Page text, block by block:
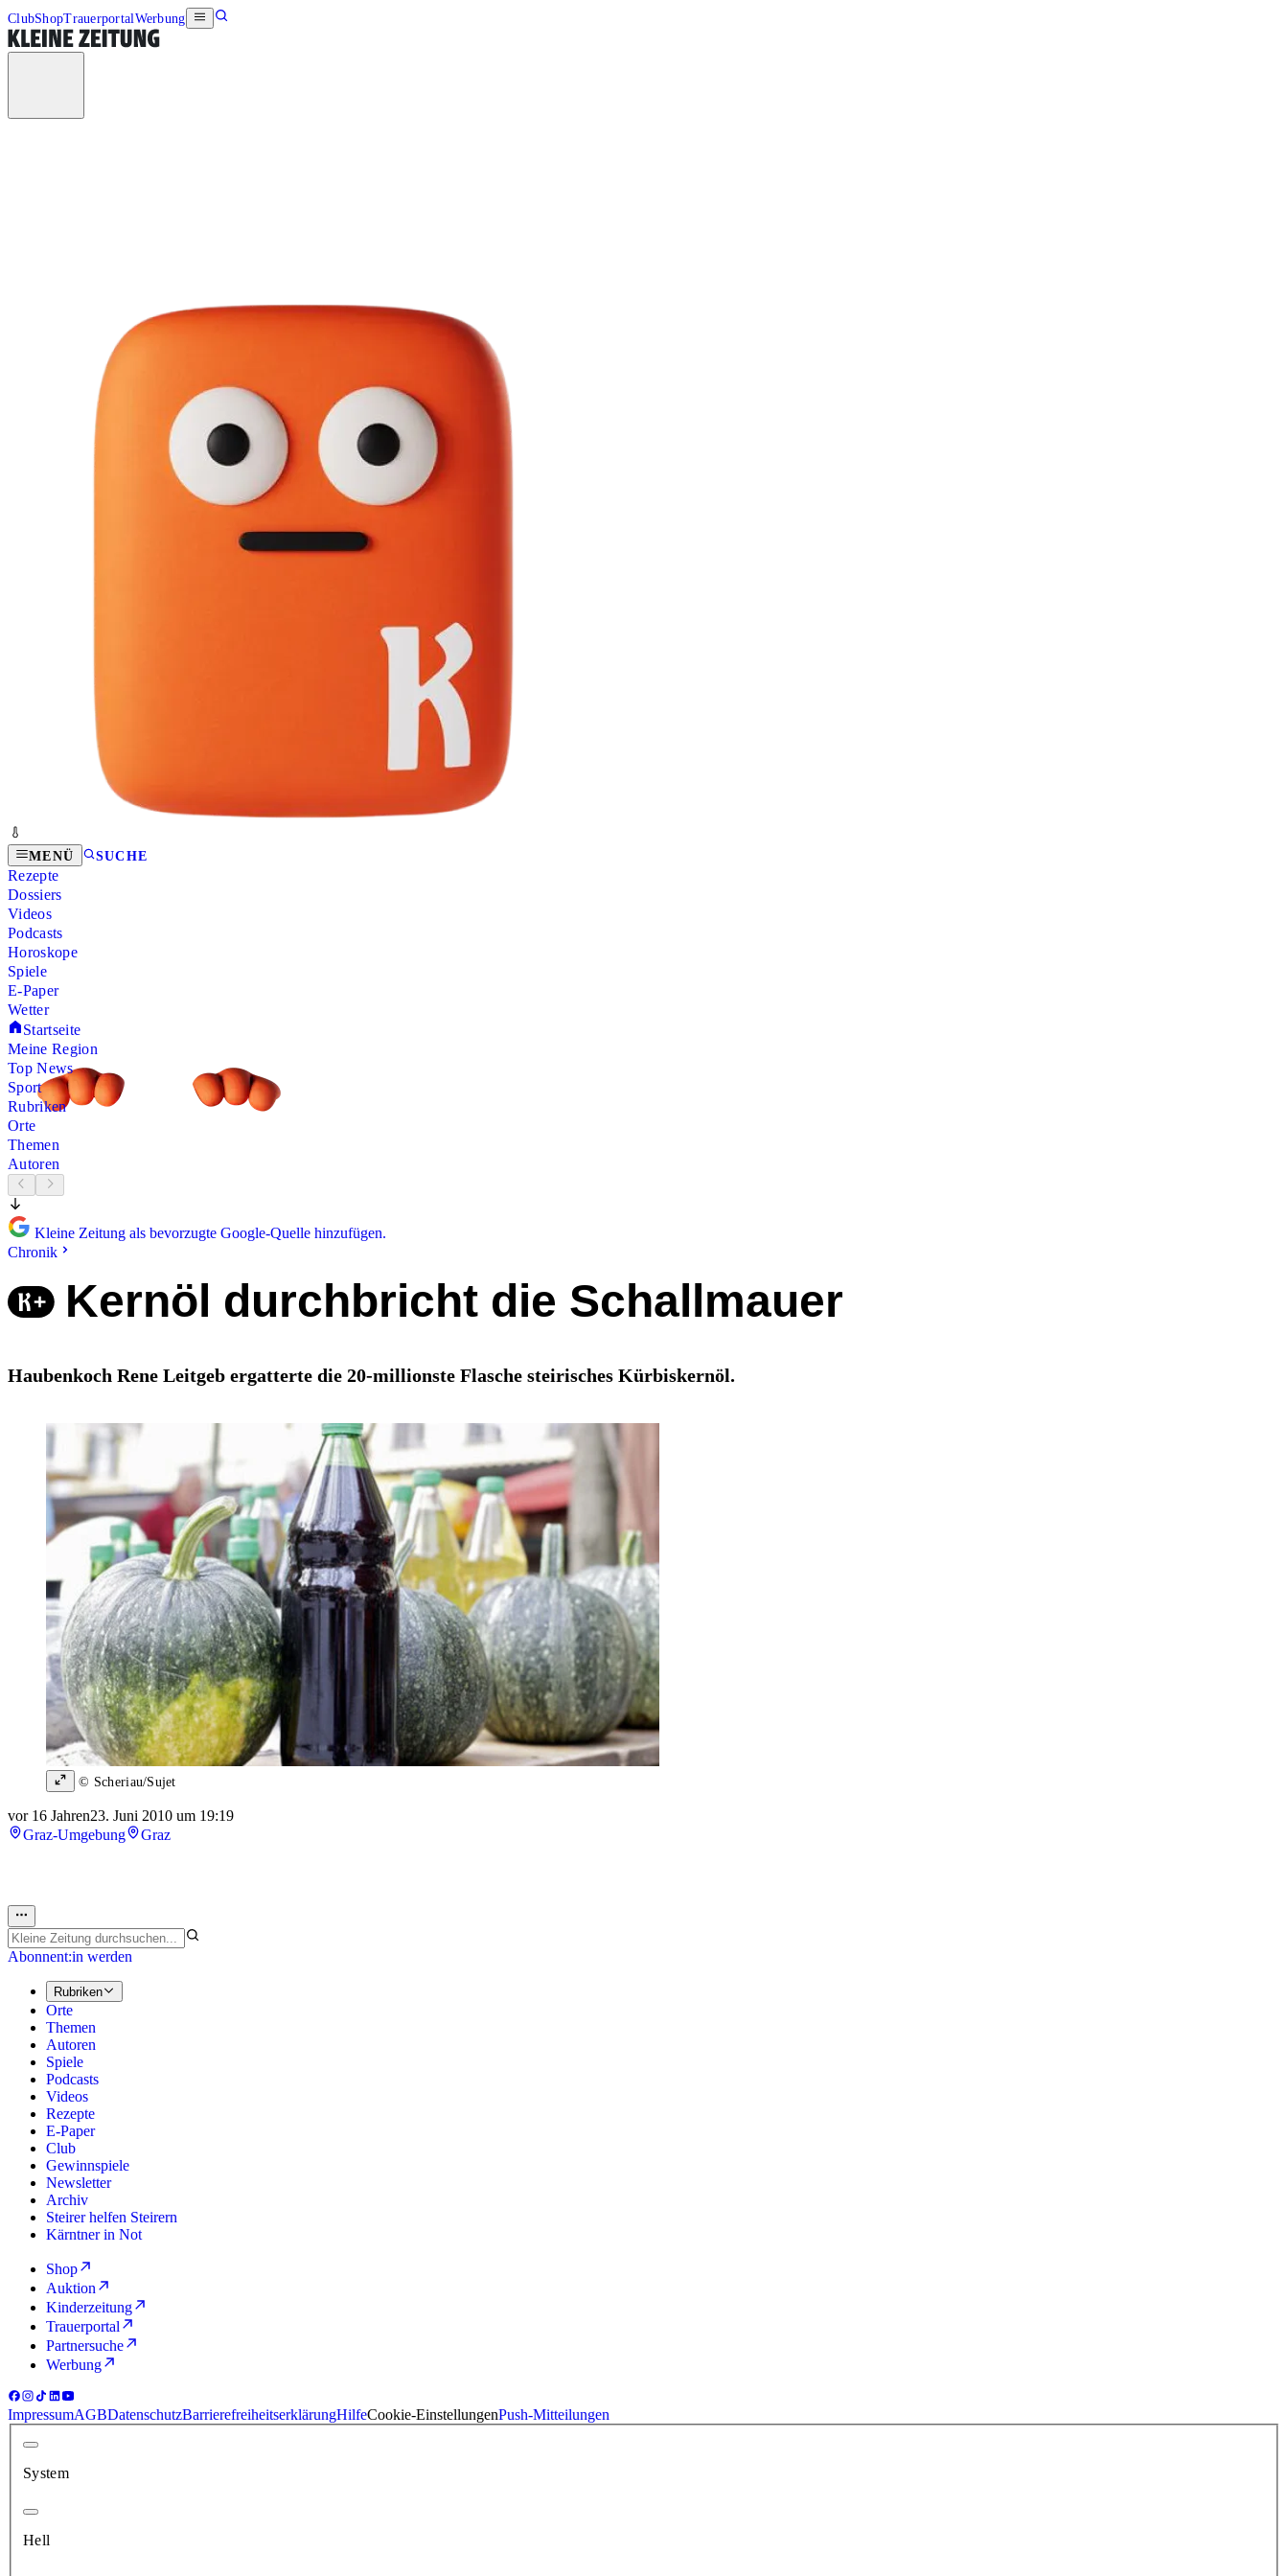
ClubShopTrauerportalWerbung
MENÜ SUCHE
Rezepte
Dossiers
Videos
Podcasts
Horoskope
Spiele
E-Paper
Wetter
Startseite
Meine Region
Top News
Sport
Rubriken
Orte
Themen
Autoren
Kleine Zeitung als bevorzugte Google-Quelle hinzufügen.
Chronik
Kernöl durchbricht die Schallmauer
Haubenkoch Rene Leitgeb ergatterte die 20-millionste Flasche steirisches Kürbiskernöl.
© Scheriau/Sujet
vor 16 Jahren23. Juni 2010 um 19:19
Graz-Umgebung
Graz
Abonnent:in werden
Rubriken
Orte
Themen
Autoren
Spiele
Podcasts
Videos
Rezepte
E-Paper
Club
Gewinnspiele
Newsletter
Archiv
Steirer helfen Steirern
Kärntner in Not
Shop
Auktion
Kinderzeitung
Trauerportal
Partnersuche
Werbung
ImpressumAGBDatenschutzBarrierefreiheitserklärungHilfeCookie-EinstellungenPush-Mitteilungen
System
Hell